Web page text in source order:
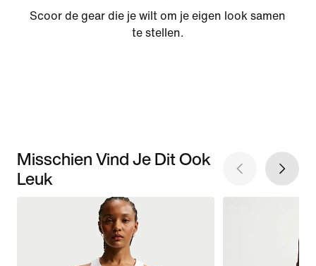
Scoor de gear die je wilt om je eigen look samen
te stellen.
Misschien Vind Je Dit Ook
Leuk